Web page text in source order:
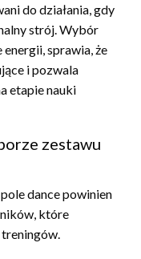
do działania, gdy
strój. Wybór
sprawia, że
i pozwala
etapie nauki
zestawu
dance powinien
które